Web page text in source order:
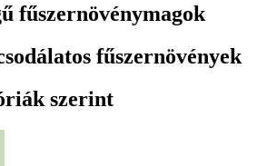
fűszernövénymagok
fűszernövények
szerint